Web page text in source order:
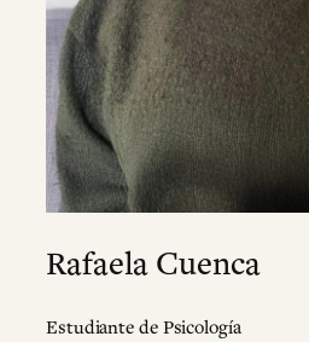
Rafaela Cuenca
Estudiante de Psicología